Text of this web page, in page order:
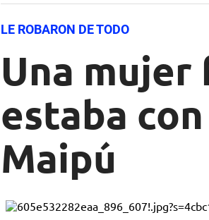
LE ROBARON DE TODO
Una mujer
estaba
Maipú